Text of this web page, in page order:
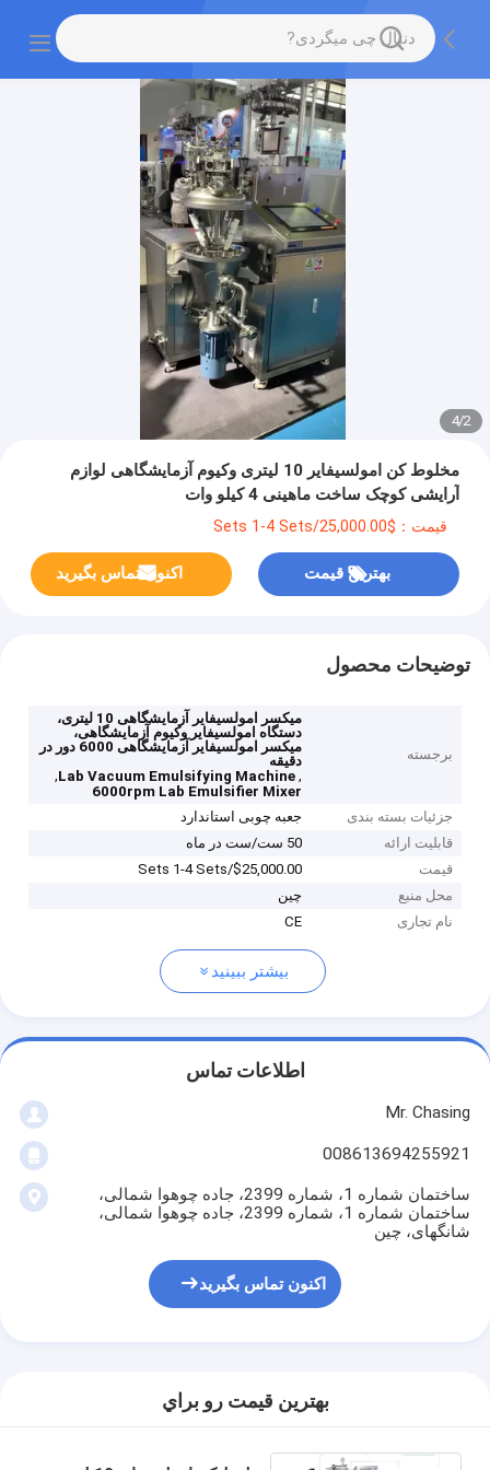
2
/
4
مخلوط کن امولسیفایر 10 لیتری وکیوم آزمایشگاهی لوازم
آرایشی کوچک ساخت ماهینی 4 کیلو وات
قیمت：$25,000.00/Sets 1-4 Sets
بهترین قیمت اکنون تماس بگیرید
توضیحات محصول
برجسته
میکسر امولسیفایر آزمایشگاهی 10 لیتری،
دستگاه امولسیفایر وکیوم آزمایشگاهی،
میکسر امولسیفایر آزمایشگاهی 6000 دور در
دقیقه
,
Lab Vacuum Emulsifying Machine
,
6000rpm Lab Emulsifier Mixer
جزئیات بسته بندی
جعبه چوبی استاندارد
قابلیت ارائه
50 ست/ست در ماه
قیمت
$25,000.00/Sets 1-4 Sets
محل منبع
چین
نام تجاری
CE
بیشتر ببینید
اطلاعات تماس
Mr. Chasing
008613694255921
ساختمان شماره 1، شماره 2399، جاده چوهوا شمالی،
ساختمان شماره 1، شماره 2399، جاده چوهوا شمالی،
شانگهای، چین
اکنون تماس بگیرید
بهترين قيمت رو براي